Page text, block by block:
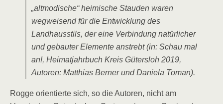
„altmodische“ heimische Stauden waren
wegweisend für die Entwicklung des
Landhausstils, der eine Verbindung natürlicher
und gebauter Elemente anstrebt (in: Schau mal
an!, Heimatjahrbuch Kreis Gütersloh 2019,
Autoren: Matthias Berner und Daniela Toman).
Rogge orientierte sich, so die Autoren, nicht am